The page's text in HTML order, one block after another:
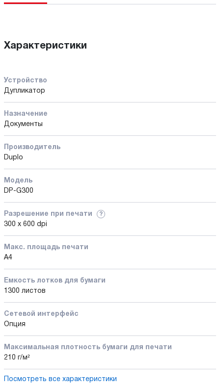
Характеристики
Устройство
Дупликатор
Назначение
Документы
Производитель
Duplo
Модель
DP-G300
Разрешение при печати ?
300 x 600 dpi
Макс. площадь печати
A4
Емкость лотков для бумаги
1300 листов
Сетевой интерфейс
Опция
Максимальная плотность бумаги для печати
210 г/м²
Посмотреть все характеристики